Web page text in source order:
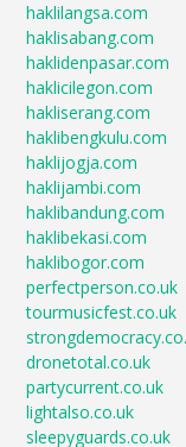
haklilangsa.com
haklisabang.com
haklidenpasar.com
haklicilegon.com
hakliserang.com
haklibengkulu.com
haklijogja.com
haklijambi.com
haklibandung.com
haklibekasi.com
haklibogor.com
perfectperson.co.uk
tourmusicfest.co.uk
dronetotal.co.uk
partycurrent.co.uk
lightalso.co.uk
sleepyguards.co.uk